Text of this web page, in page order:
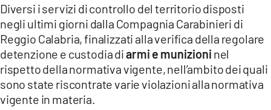
LaC
Network
LACPLAY.IT
LACTV.IT
LACONAIR.IT
Diversi i servizi di controllo del territorio disposti
negli ultimi giorni dalla Compagnia Carabinieri di
Reggio Calabria, finalizzati alla verifica della regolare
detenzione e custodia diarmi e munizioni nel
rispetto della normativa vigente, nell’ambito dei quali
sono state riscontrate varie violazioni alla normativa
vigente in materia.